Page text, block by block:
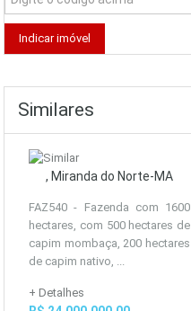
Similares
, Miranda do Norte-MA
FAZ540 - Fazenda com 1600
hectares, com 500 hectares de
capim mombaça, 200 hectares
de capim nativo, ...
+ Detalhes